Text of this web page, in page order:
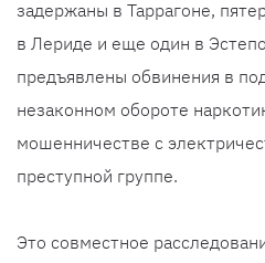
задержаны в Таррагоне,
в Лериде и еще один в
предъявлены обвинения в
незаконном обороте
мошенничестве с
преступной группе.
Это совместное